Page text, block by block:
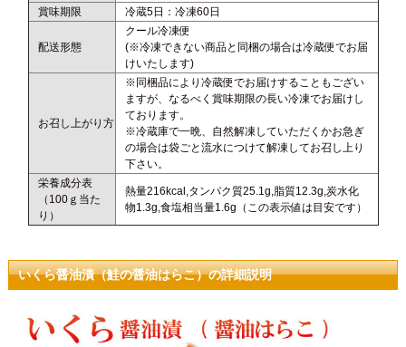
賞味期限
冷蔵5日：冷凍60日
配送形態
クール冷凍便
(※冷凍できない商品と同梱の場合は冷蔵便でお届
けいたします)
お召し上がり方
※同梱品により冷蔵便でお届けすることもござい
ますが、なるべく賞味期限の長い冷凍でお届けし
ております。
※冷蔵庫で一晩、自然解凍していただくかお急ぎ
の場合は袋ごと流水につけて解凍してお召し上り
下さい。
栄養成分表
（100ｇ当た
り）
熱量216kcal,タンパク質25.1g,脂質12.3g,炭水化
物1.3g,食塩相当量1.6g（この表示値は目安です）
いくら醤油漬（鮭の醤油はらこ）の詳細説明